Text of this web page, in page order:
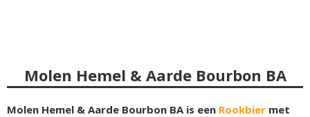
Molen Hemel & Aarde Bourbon BA
Molen Hemel & Aarde Bourbon BA is een Rookbier met